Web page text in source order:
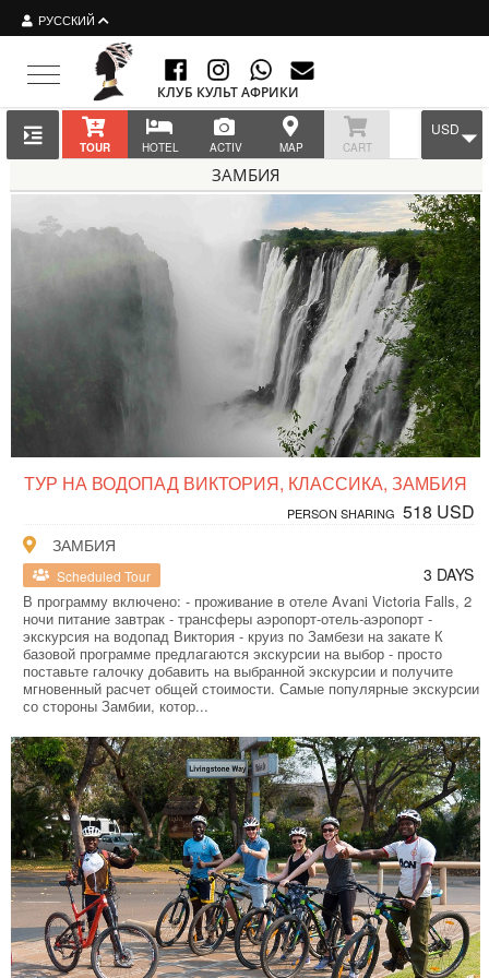
РУССКИЙ
Toggle navigation
КЛУБ КУЛЬТ АФРИКИ
TOUR HOTEL ACTIV MAP CART
USD
ЗАМБИЯ
ТУР НА ВОДОПАД ВИКТОРИЯ, КЛАССИКА, ЗАМБИЯ
PERSON SHARING 518 USD
ЗАМБИЯ
3 DAYS
Scheduled Tour
В программу включено: - проживание в отеле Avani Victoria Falls, 2
ночи питание завтрак - трансферы аэропорт-отель-аэропорт -
экскурсия на водопад Виктория - круиз по Замбези на закате К
базовой программе предлагаются экскурсии на выбор - просто
поставьте галочку добавить на выбранной экскурсии и получите
мгновенный расчет общей стоимости. Самые популярные экскурсии
со стороны Замбии, котор...